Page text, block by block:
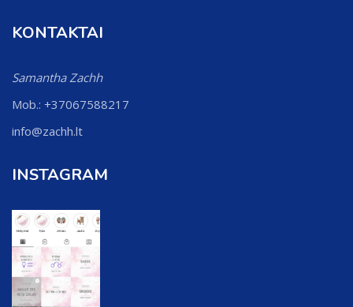
KONTAKTAI
Samantha Zachh
Mob.: +37067588217
info@zachh.lt
INSTAGRAM